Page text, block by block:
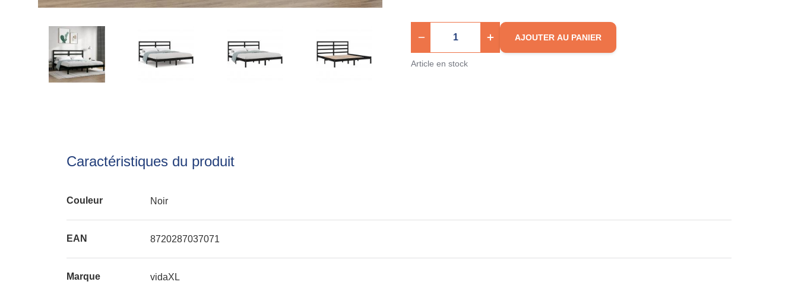
AJOUTER AU PANIER
Article en stock
Caractéristiques du produit
Couleur Noir
EAN 8720287037071
Marque vidaXL